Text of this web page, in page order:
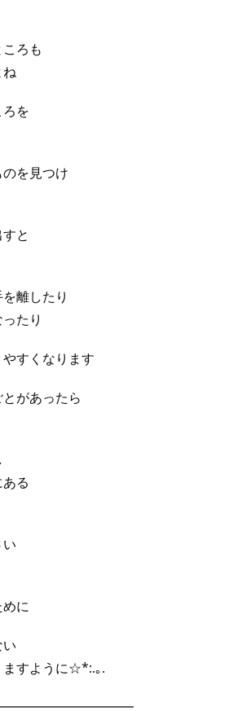
ころも
ね
を
を見つけ
と
離したり
たり
すくなります
があったら
る
に
ますように☆*:.｡.